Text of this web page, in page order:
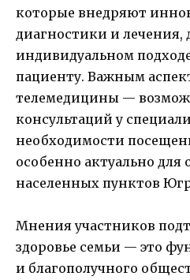
которые внедряют
диагностики и лечения,
индивидуальном
пациенту. Важным
телемедицины —
консультаций у
необходимости
особенно актуально для
населенных пунктов
Мнения участников
здоровье семьи — это
и благополучного